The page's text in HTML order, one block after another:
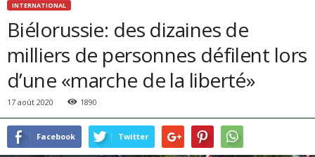
INTERNATIONAL
Biélorussie: des dizaines de
milliers de personnes défilent lors
d’une «marche de la liberté»
17 août 2020 1890
Facebook Twitter